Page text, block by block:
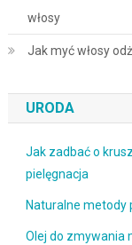
włosy
Jak myć włosy
URODA
Jak zadbać o
pielęgnacja
Naturalne metody
Olej do zmywania